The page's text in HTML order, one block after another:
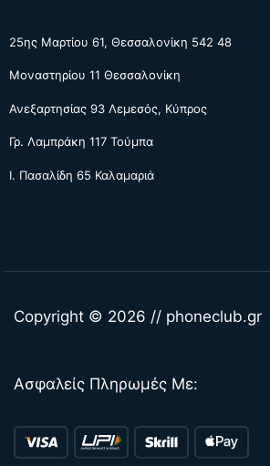
25ης Μαρτίου 61, Θεσσαλονίκη 542 48
Μοναστηρίου 11 Θεσσαλονίκη
Ανεξαρτησίας 93 Λεμεσός, Κύπρος
Γρ. Λαμπράκη 117 Τούμπα
Ι. Πασαλίδη 65 Καλαμαριά
Copyright © 2026 // phoneclub.gr
Ασφαλείς Πληρωμές Με: